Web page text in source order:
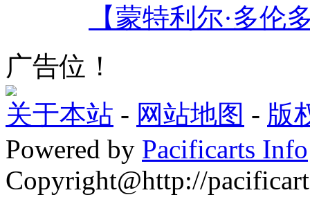
【蒙特利尔·多伦
广告位！
关于本站 - 网站地图 - 版
Powered by Pacificarts Info
Copyright@http://